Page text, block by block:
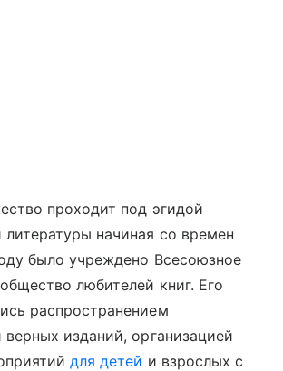
проходит под эгидой
литературы начиная со времен
было учреждено Всесоюзное
любителей книг. Его
распространением
верных изданий, организацией
для детей и взрослых с